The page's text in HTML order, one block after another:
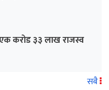
एक करोड ३३ लाख राजस्व
सबै